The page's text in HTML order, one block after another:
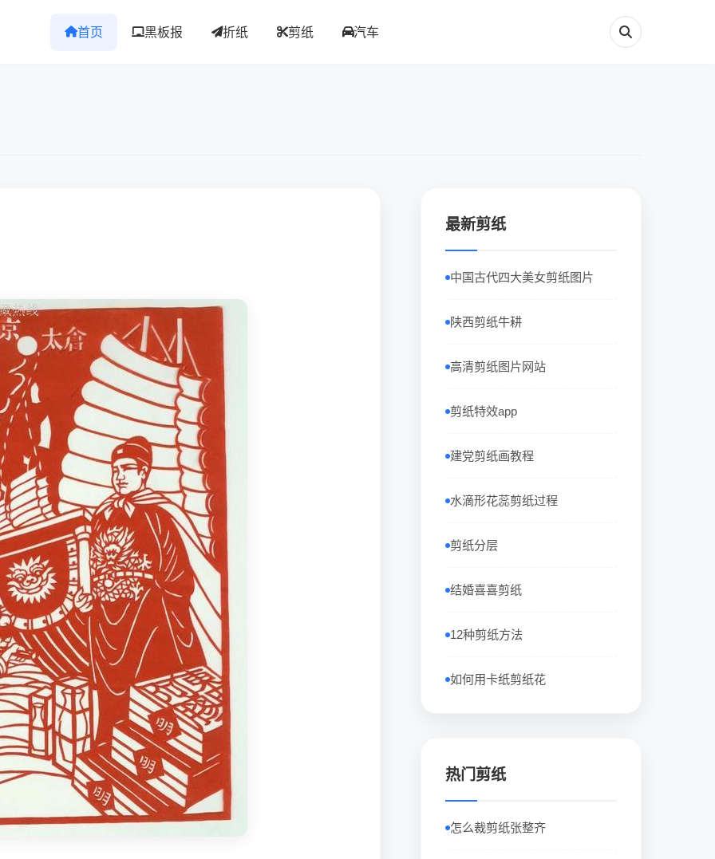
首页 黑板报 折纸 剪纸 汽车
最新剪纸
中国古代四大美女剪纸图片
陕西剪纸牛耕
高清剪纸图片网站
剪纸特效app
建党剪纸画教程
水滴形花蕊剪纸过程
剪纸分层
结婚喜喜剪纸
12种剪纸方法
如何用卡纸剪纸花
热门剪纸
怎么裁剪纸张整齐